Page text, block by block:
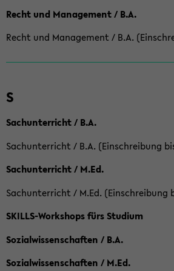
Recht und Management / B.A.
Recht und Management / B.A.
S
Sachunterricht / B.A.
Sachunterricht / B.A. (Einschreibung
Sachunterricht / M.Ed.
Sachunterricht / M.Ed. (Einschreibung
SKILLS-Workshops fürs Studium
Sozialwissenschaften / B.A.
Sozialwissenschaften / M.Ed.